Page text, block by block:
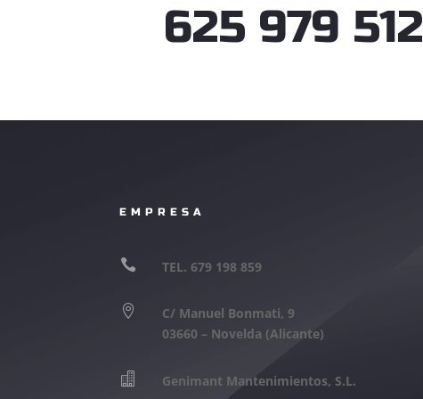
625 979 512
EMPRESA
 TEL. 679 198 859

C/ Manuel Bonmati, 9
03660 – Novelda (Alicante)
 Genimant Mantenimientos, S.L.